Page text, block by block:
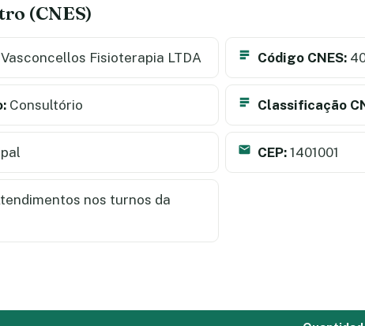
(CNES)
Fisioterapia LTDA Código CNES:
Consultório Classificação
CEP: 1401001
nos turnos da